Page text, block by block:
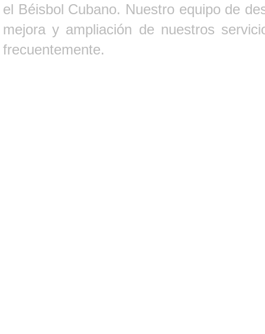
el Béisbol Cubano. Nuestro equipo de
mejora y ampliación de nuestros
frecuentemente.